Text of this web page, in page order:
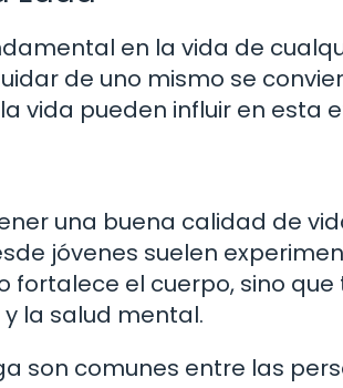
en la vida de
de uno mismo se
vida pueden influir en esta
una buena calidad de
jóvenes suelen
fortalece el cuerpo, sino
la salud mental.
son comunes entre las